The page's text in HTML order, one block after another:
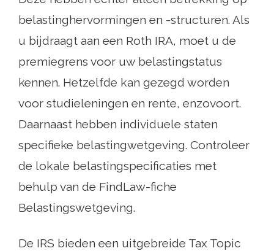
belastinghervormingen en -structuren. Als
u bijdraagt ​​aan een Roth IRA, moet u de
premiegrens voor uw belastingstatus
kennen. Hetzelfde kan gezegd worden
voor studieleningen en rente, enzovoort.
Daarnaast hebben individuele staten
specifieke belastingwetgeving. Controleer
de lokale belastingspecificaties met
behulp van de FindLaw-fiche
Belastingswetgeving.
De IRS bieden een uitgebreide Tax Topic